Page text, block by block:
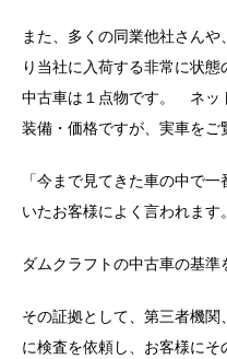
また、多くの同業他社さん
り当社に入荷する非常に状態
中古車は１点物です。 ネッ
装備・価格ですが、実車をご
「今まで見てきた車の中で
いたお客様によく言われます。
ダムクラフトの中古車の基準
その証拠として、第三者機関、
に検査を依頼し、お客様に